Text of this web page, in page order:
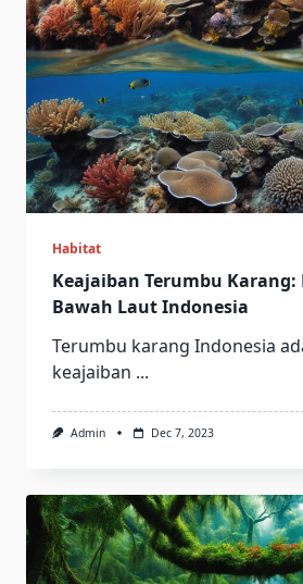
Habitat
Keajaiban Terumbu Karang:
Bawah Laut Indonesia
Terumbu karang Indonesia
keajaiban ...
Admin Dec 7, 2023